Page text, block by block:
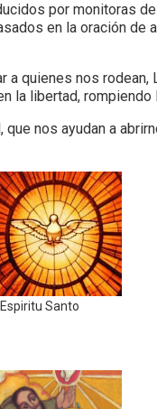
por monitoras
en la oración de
a quienes nos
la libertad,
nos ayudan a
Espi­ritu Santo